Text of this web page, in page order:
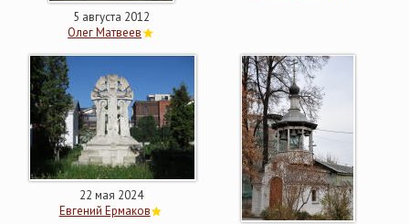
5 августа 2012
Олег Матвеев
22 мая 2024
Евгений Ермаков